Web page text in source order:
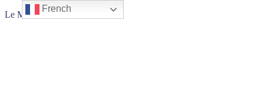
Le Mas de la Gavaresse
French